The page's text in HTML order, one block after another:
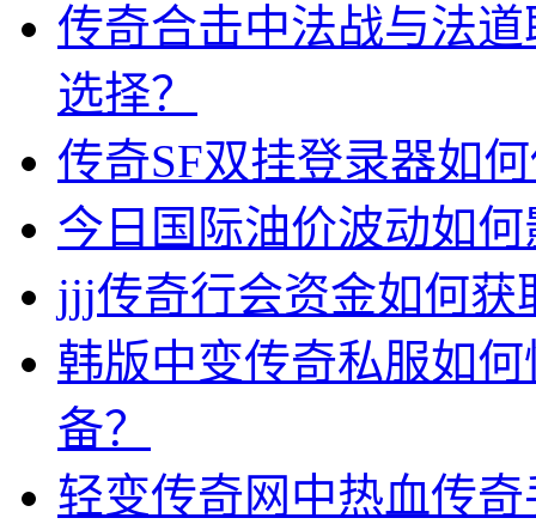
传奇合击中法战与法
选择？
传奇SF双挂登录器如
今日国际油价波动如
jjj传奇行会资金如何获
韩版中变传奇私服如
备？
轻变传奇网中热血传